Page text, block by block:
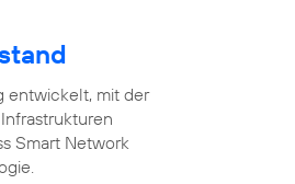
entwickelt, mit der
Smart Network